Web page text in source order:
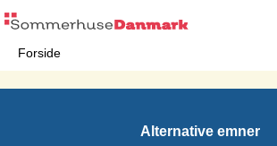
Forside
Alternative emner